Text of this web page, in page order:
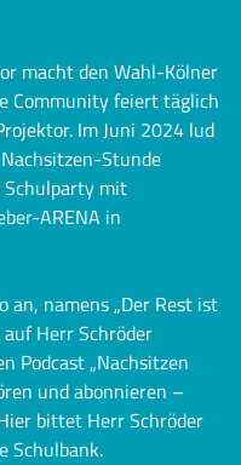
macht den Wahl-Kölner
Community feiert täglich
Im Juni 2024 lud
Stunde
Schulparty mit
ARENA in
namens „Der Rest ist
Herr Schröder
Podcast „Nachsitzen
und abonnieren –
bittet Herr Schröder
Schulbank.